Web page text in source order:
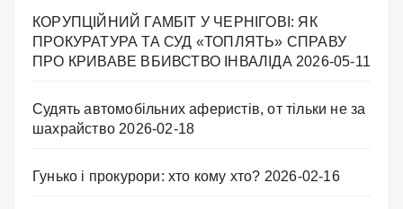
КОРУПЦІЙНИЙ ГАМБІТ У ЧЕРНІГОВІ: ЯК
ПРОКУРАТУРА ТА СУД «ТОПЛЯТЬ» СПРАВУ
ПРО КРИВАВЕ ВБИВСТВО ІНВАЛІДА 2026-05-11
Судять автомобільних аферистів, от тільки не за
шахрайство 2026-02-18
Гунько і прокурори: хто кому хто? 2026-02-16